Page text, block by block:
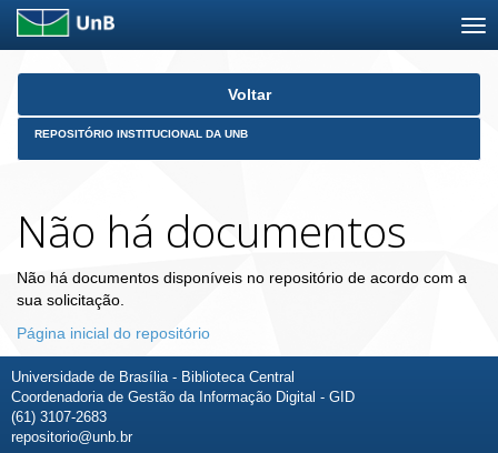
Skip
Voltar
REPOSITÓRIO INSTITUCIONAL DA UNB
Não há documentos
Não há documentos disponíveis no repositório de acordo com a
sua solicitação.
Página inicial do repositório
Universidade de Brasília - Biblioteca Central
Coordenadoria de Gestão da Informação Digital - GID
(61) 3107-2683
repositorio@unb.br